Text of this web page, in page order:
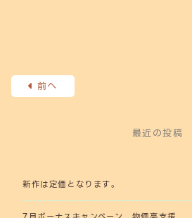
前へ
最近の投稿
新作は定価となります。